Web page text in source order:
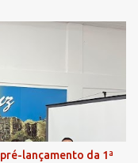
da instituição
da chegada da nova
A Dra. Bruna,
atuou por 12 anos na
Três de Maio, onde
Dra. Carolina durante
o volume de
lançamento da 1ª